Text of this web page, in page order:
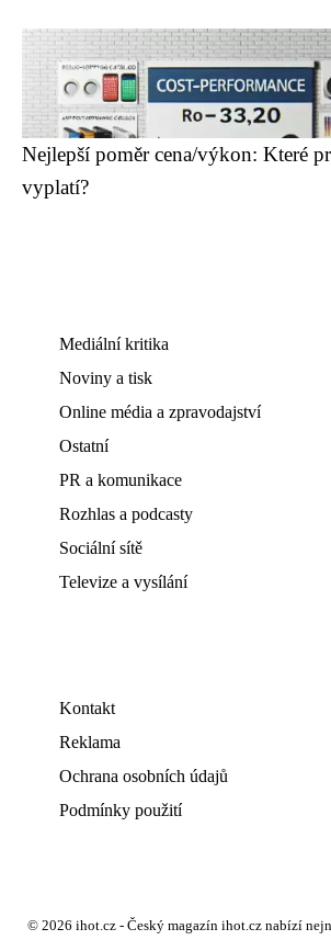
Nejlepší poměr cena/výkon: Které
vyplatí?
Mediální kritika
Noviny a tisk
Online média a zpravodajství
Ostatní
PR a komunikace
Rozhlas a podcasty
Sociální sítě
Televize a vysílání
Kontakt
Reklama
Ochrana osobních údajů
Podmínky použití
© 2026 ihot.cz - Český magazín ihot.cz nabízí